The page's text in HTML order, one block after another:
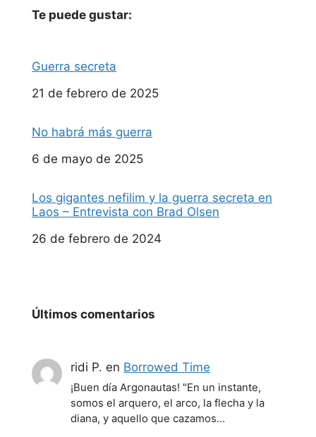
Te puede gustar:
Guerra secreta
Fecha
21 de febrero de 2025
No habrá más guerra
Fecha
6 de mayo de 2025
Los gigantes nefilim y la guerra secreta en
Laos – Entrevista con Brad Olsen
Fecha
26 de febrero de 2024
Últimos comentarios
ridi P. en Borrowed Time
¡Buen día Argonautas! "En un instante,
somos el arquero, el arco, la flecha y la
diana, y aquello que cazamos…